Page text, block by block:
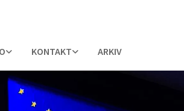
KONTAKT ARKIV